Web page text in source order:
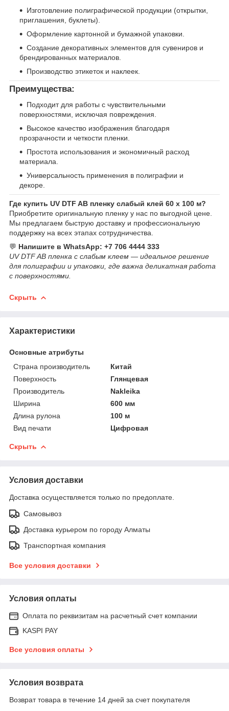
Изготовление полиграфической продукции (открытки,
приглашения, буклеты).
Оформление картонной и бумажной упаковки.
Создание декоративных элементов для сувениров и
брендированных материалов.
Производство этикеток и наклеек.
Преимущества:
Подходит для работы с чувствительными
поверхностями, исключая повреждения.
Высокое качество изображения благодаря
прозрачности и четкости пленки.
Простота использования и экономичный расход
материала.
Универсальность применения в полиграфии и
декоре.
Где купить UV DTF AB пленку слабый клей 60 х 100 м?
Приобретите оригинальную пленку у нас по выгодной цене.
Мы предлагаем быструю доставку и профессиональную
поддержку на всех этапах сотрудничества.
💬 Напишите в WhatsApp: +7 706 4444 333
UV DTF AB пленка с слабым клеем — идеальное решение
для полиграфии и упаковки, где важна деликатная работа
с поверхностями.
Скрыть
Характеристики
Основные атрибуты
Страна производитель
Китай
Поверхность
Глянцевая
Производитель
Nakleika
Ширина
600 мм
Длина рулона
100 м
Вид печати
Цифровая
Скрыть
Условия доставки
Доставка осуществляется только по предоплате.
Самовывоз
Доставка курьером по городу Алматы
Транспортная компания
Все условия доставки
Условия оплаты
Оплата по реквизитам на расчетный счет компании
KASPI PAY
Все условия оплаты
Условия возврата
Возврат товара в течение 14 дней за счет покупателя